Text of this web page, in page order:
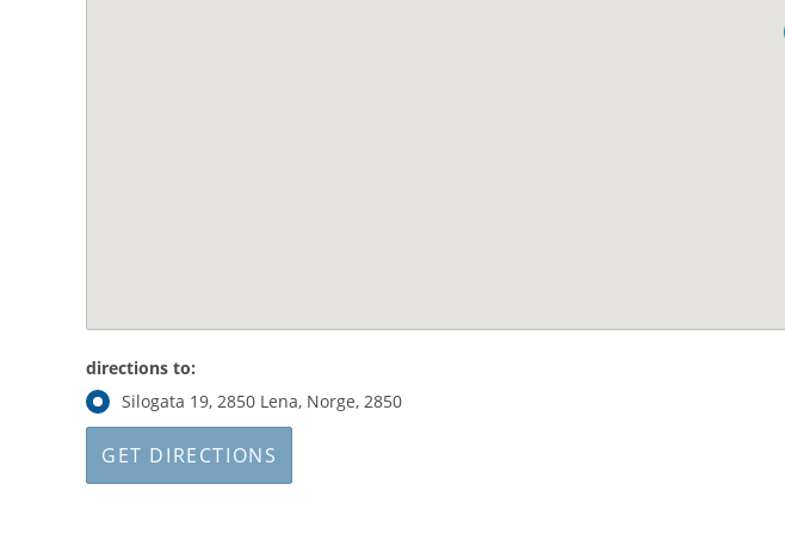
directions to:
Silogata 19, 2850 Lena, Norge, 2850